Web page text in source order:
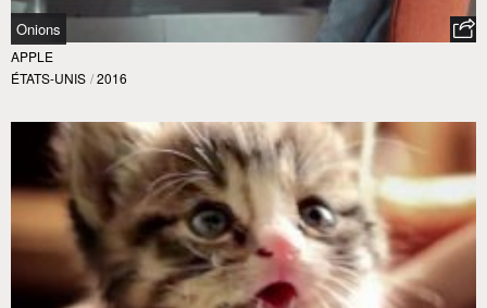
Onions
APPLE
ÉTATS-UNIS / 2016